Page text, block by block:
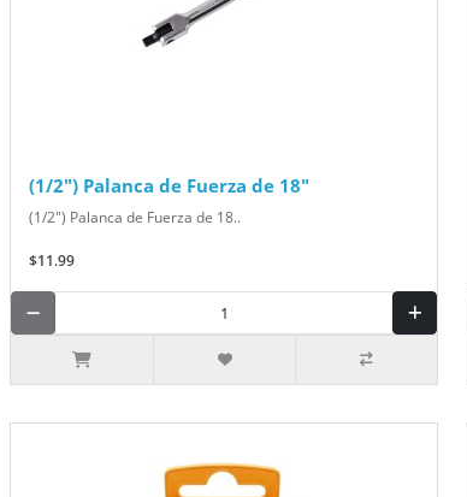
(1/2") Palanca de Fuerza de 18"
(1/2") Palanca de Fuerza de 18..
$11.99